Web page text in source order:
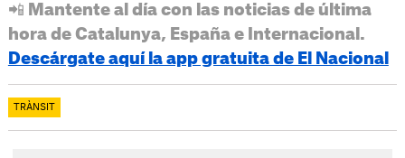
📲 Mantente al día con las noticias de última
hora de Catalunya, España e Internacional.
Descárgate aquí la app gratuita de El Nacional
TRÀNSIT